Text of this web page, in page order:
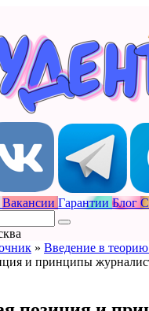
Вакансии Гарантии Блог
» Введение в
и принципы